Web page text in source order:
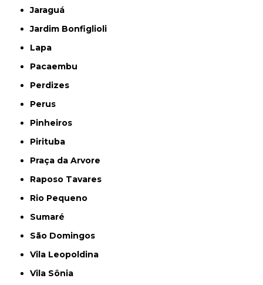
Jaraguá
Jardim Bonfiglioli
Lapa
Pacaembu
Perdizes
Perus
Pinheiros
Pirituba
Praça da Arvore
Raposo Tavares
Rio Pequeno
Sumaré
São Domingos
Vila Leopoldina
Vila Sônia